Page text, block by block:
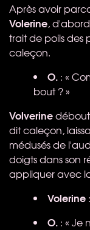
Après avoir
Volerine,
trait de poils des
caleçon.
O. : «
bout ? »
Volverine
dit caleçon,
médusés de
doigts dans son
appliquer avec
Volerine
O. : « Je